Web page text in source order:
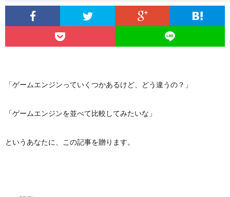
ジ
の
バ
い
「ゲームエンジンっていくつかあるけど、どう違うの？」
「ゲームエンジンを並べて比較してみたいな」
というあなたに、この記事を贈ります。